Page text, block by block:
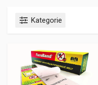
Kategorie